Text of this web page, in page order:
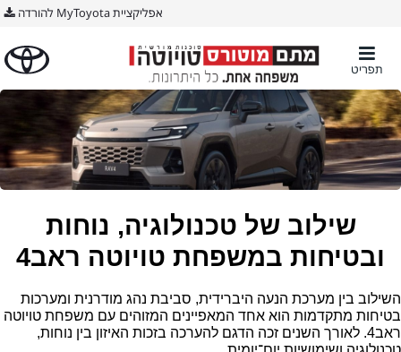
אפליקציית MyToyota להורדה
תפריט
שילוב של טכנולוגיה, נוחות
ובטיחות במשפחת טויוטה ראב4
השילוב בין מערכת הנעה היברידית, סביבת נהג מודרנית ומערכות
בטיחות מתקדמות הוא אחד המאפיינים המזוהים עם משפחת טויוטה
ראב4. לאורך השנים זכה הדגם להערכה בזכות האיזון בין נוחות,